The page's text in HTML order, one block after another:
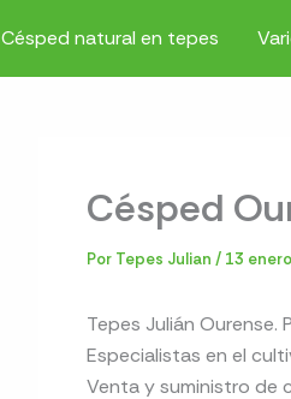
Césped natural en tepes
Césped
Por Tepes Julian / 13
Tepes Julián
Especialistas en el
Venta y suministro de